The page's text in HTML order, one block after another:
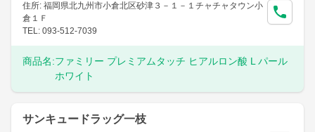
住所: 福岡県北九州市小倉北区砂津３－１－１チャチャタウン小
倉１Ｆ
TEL: 093-512-7039
商品名:ファミリー プレミアムタッチ ヒアルロン酸 L パール
ホワイト
サンキュードラッグ一枝